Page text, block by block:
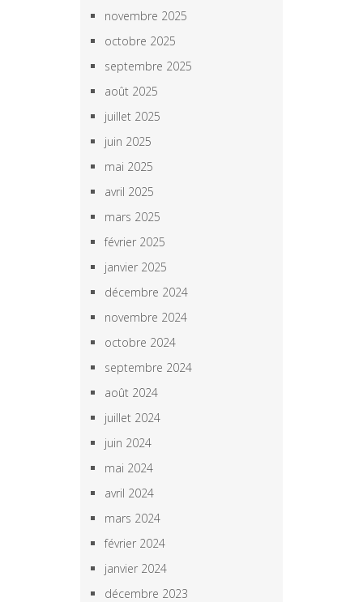
novembre 2025
octobre 2025
septembre 2025
août 2025
juillet 2025
juin 2025
mai 2025
avril 2025
mars 2025
février 2025
janvier 2025
décembre 2024
novembre 2024
octobre 2024
septembre 2024
août 2024
juillet 2024
juin 2024
mai 2024
avril 2024
mars 2024
février 2024
janvier 2024
décembre 2023